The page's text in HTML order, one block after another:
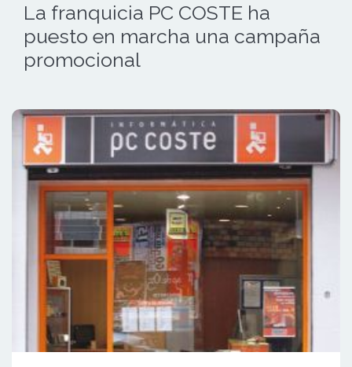
La franquicia PC COSTE ha
puesto en marcha una campaña
promocional